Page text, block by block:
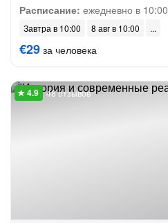
Расписание: ежедневно в 10:00
Завтра в 10:00 8 авг в 10:00
€29 за человека
48 отзывов